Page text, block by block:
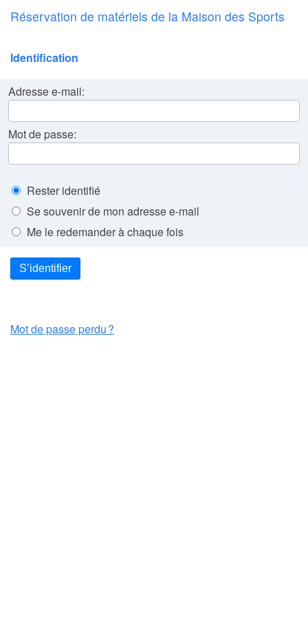
Réservation de matériels de la Maison des Sports
Identification
Adresse e-mail:
Mot de passe:
Rester identifié
Se souvenir de mon adresse e-mail
Me le redemander à chaque fois
S’identifier
Mot de passe perdu ?